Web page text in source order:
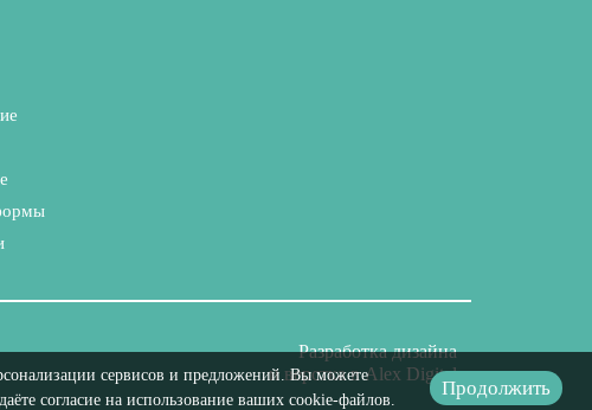
сервисов и предложений. Вы можете
согласие на использование ваших cookie-файлов.
Продолжить
Разработка дизайна
и верстка в Alex Digital